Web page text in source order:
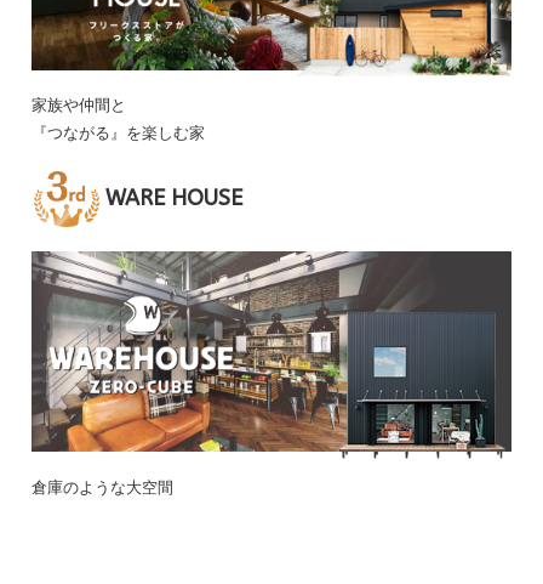
家族や仲間と
『つながる』を楽しむ家
WARE HOUSE
倉庫のような大空間